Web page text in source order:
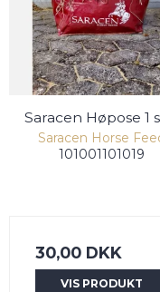
Saracen Høpose 1
Saracen Horse
101001101019
30,00 DKK
VIS PRODUKT